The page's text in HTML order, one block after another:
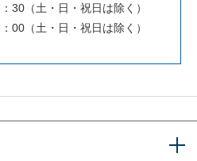
（土・日・祝日は除く）
（土・日・祝日は除く）